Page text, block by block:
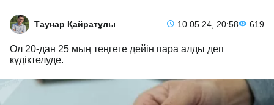
Таунар Қайратұлы 10.05.24, 20:58 619
Ол 20-дан 25 мың теңгеге дейін пара алды деп
күдіктелуде.